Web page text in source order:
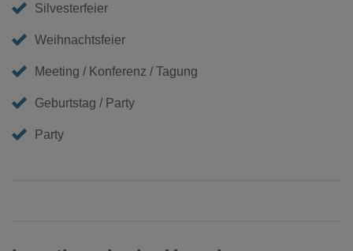
Silvesterfeier
Weihnachtsfeier
Meeting / Konferenz / Tagung
Geburtstag / Party
Party